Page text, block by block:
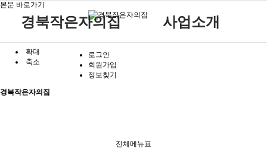
본문 바로가기
확대
축소
로그인
회원가입
정보찾기
경북작은자의집
경북작은자의집
원장인사말
시설갤러리
사업소개
작은자이야기
작은자 소식
재가센터 갤러리
재가센터 특화프로그램
재가 이용요금 안내
후원 안내
전체메뉴표